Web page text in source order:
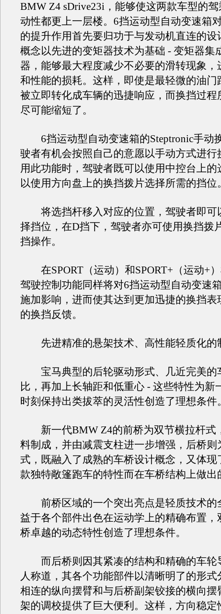
BMW Z4 sDrive23i，能够使这两款车型的
动性都更上一层楼。6挡运动型自动变速箱
的提升作用首先要归功于与发动机直连的设
概念以先进的变矩器技术为基础 - 变矩器集
器，能够最大程度减少不必要的滑转现象，
和性能的损耗。这样，即使是最轻微的油门
被立即转化成车辆的迅捷响应，而换挡过程
尽可能缩短了。
6挡运动型自动变速箱的Steptronic手动
驶者有机会按照自己的意愿以手动方式进行
用此功能时，驾驶者既可以使用中控台上的
以使用方向盘上的换挡拨片选择所需的挡位
将选挡杆移入对应的位置，驾驶者即可
择挡位，在D挡下，驾驶者亦可使用换挡拨
挡操作。
在SPORT（运动）和SPORT+（运动+
驾驶控制功能同样将对6挡运动型自动变速
施加影响，进而使其达到更加迅捷的换挡表
的换挡反馈。
先进精准的悬架技术、高性能轻质化的
宝马典型的后轮驱动形式、几近完美的
比，再加上长轴距和低重心 - 这些特性为新
时刻保持出类拔萃的灵活性创造了理想条件
新一代BMW Z4的前桥为双节横拉杆式
料制成，并由减震支柱进一步增强，后桥则
式，既融入了成熟的车桥设计概念，又体现
款独特敞篷跑车的特性而在车桥结构上做出
前桥区域的一个突出亮点是轻质技术的
益于各个部件出色在运动学上的精确布置，
桥卓越的动态特性创造了理想条件。
而后桥则因其紧凑的结构和精确的车轮
人称道，其各个功能部件以清晰明了的形式
相连的纵向摆臂和与后桥副架铰接的横向摆
架的调校提供了巨大便利。这样，方向稳定